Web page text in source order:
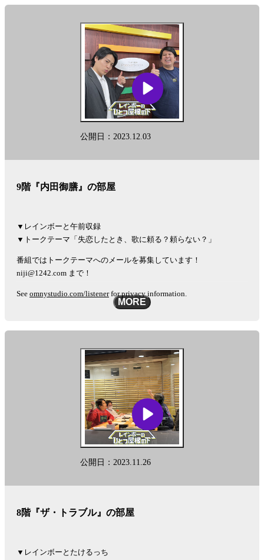
公開日：2023.12.03
9階『内田御膳』の部屋
▼レインボーと午前収録
▼トークテーマ「失恋したとき、歌に頼る？頼らない？」
番組ではトークテーマへのメールを募集しています！
niji@1242.com まで！
See omnystudio.com/listenerfor privacy information.
MORE
公開日：2023.11.26
8階『ザ・トラブル』の部屋
▼レインボーとたけるっち